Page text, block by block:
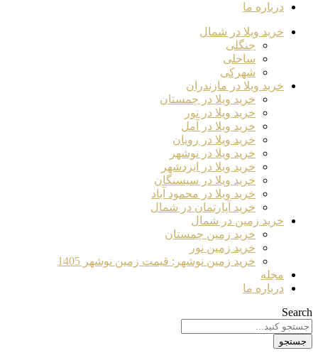
درباره ما
خرید ویلا در شمال
جنگلی
ساحلی
شهرکی
خرید ویلا در مازندران
خرید ویلا در چمستان
خرید ویلا در نور
خرید ویلا در آمل
خرید ویلا در رویان
خرید ویلا در نوشهر
خرید ویلا در ایزدشهر
خرید ویلا در سیسنگان
خرید ویلا در محمود آباد
خرید آپارتمان در شمال
خرید زمین در شمال
خرید زمین چمستان
خرید زمین نور
خرید زمین نوشهر: قیمت زمین نوشهر 1405
مجله
درباره ما
Search
جستجو